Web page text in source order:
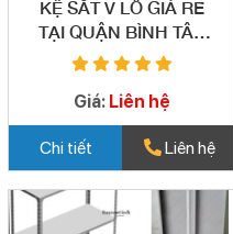
KỆ SẮT V LỖ GIÁ RẺ
TẠI QUẬN BÌNH TÂN
04
Giá: Liên hệ
Chi tiết Liên hệ